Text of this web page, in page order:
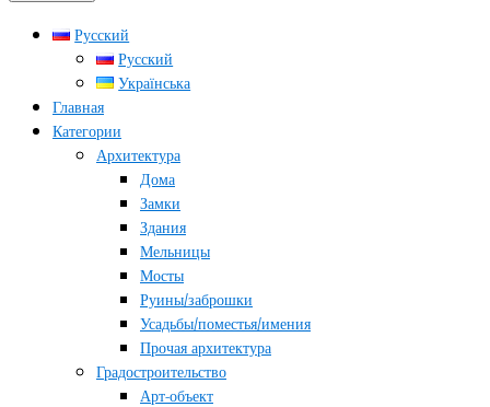
Русский
Русский
Українська
Главная
Категории
Архитектура
Дома
Замки
Здания
Мельницы
Мосты
Руины/заброшки
Усадьбы/поместья/имения
Прочая архитектура
Градостроительство
Арт-объект